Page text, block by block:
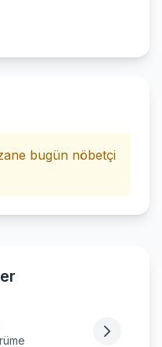
bugün nöbetçi